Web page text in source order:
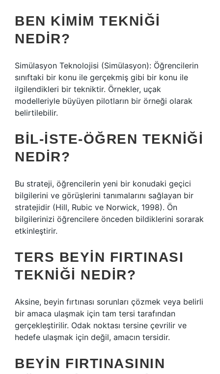
BEN KIMIM TEKNIĞI
NEDIR?
Simülasyon Teknolojisi (Simülasyon): Öğrencilerin
sınıftaki bir konu ile gerçekmiş gibi bir konu ile
ilgilendikleri bir tekniktir. Örnekler, uçak
modelleriyle büyüyen pilotların bir örneği olarak
belirtilebilir.
BIL-ISTE-ÖĞREN TEKNIĞI
NEDIR?
Bu strateji, öğrencilerin yeni bir konudaki geçici
bilgilerini ve görüşlerini tanımalarını sağlayan bir
stratejidir (Hill, Rubic ve Norwick, 1998). Ön
bilgilerinizi öğrencilere önceden bildiklerini sorarak
etkinleştirir.
TERS BEYIN FIRTINASI
TEKNIĞI NEDIR?
Aksine, beyin fırtınası sorunları çözmek veya belirli
bir amaca ulaşmak için tam tersi tarafından
gerçekleştirilir. Odak noktası tersine çevrilir ve
hedefe ulaşmak için değil, amacın tersidir.
BEYIN FIRTINASININ